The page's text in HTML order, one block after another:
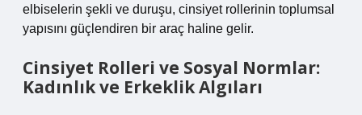
elbiselerin şekli ve duruşu, cinsiyet rollerinin toplumsal
yapısını güçlendiren bir araç haline gelir.
Cinsiyet Rolleri ve Sosyal Normlar:
Kadınlık ve Erkeklik Algıları